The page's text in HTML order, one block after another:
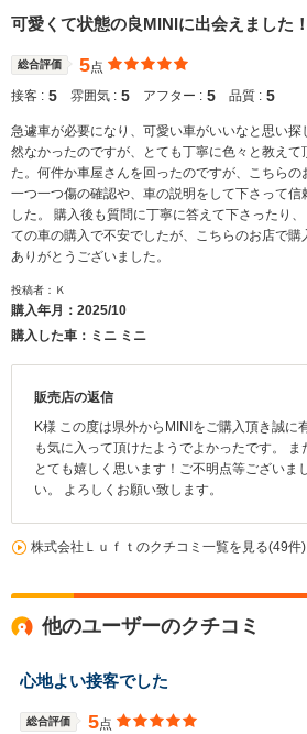
可愛くて状態の良MINIに出会えました！
総合評価 5点
接客 : 5 雰囲気 : 5 アフター : 5 品質 : 5
急遽車が必要になり、可愛い車がいいなと思い
然なかったのですが、とても丁寧に色々と教えて
た。何件か車屋さんを回ったのですが、こちらの
一つ一つ傷の確認や、車の説明をして下さって信
した。 購入後も質問に丁寧に答えて下さったり
ての車の購入で不安でしたが、こちらのお店で購
ありがとうございました。
投稿者：Ｋ
購入年月： 2025/10
購入した車：ミニ ミニ
販売店の返信
K様 この度は県外からMINIをご購入頂き誠に
も気に入って頂けたようでよかったです。 ま
とても嬉しく思います！ご不明点等ございま
い。 よろしくお願い致します。
株式会社Ｌｕｆｔのクチコミ一覧を見る(49件)
他のユーザーのクチコミ
心地よい接客でした
総合評価 5点